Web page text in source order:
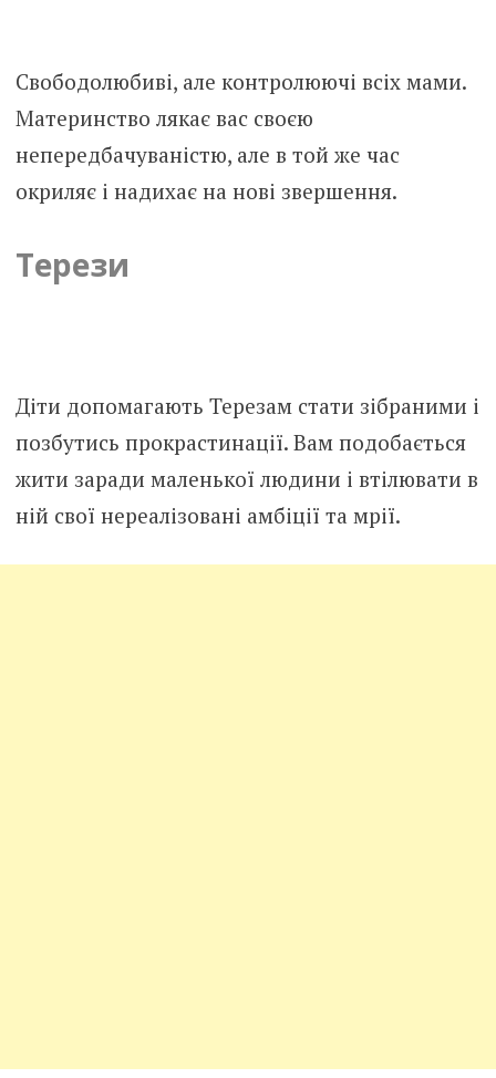
Свободолюбиві, але контролюючі всіх мами.
Материнство лякає вас своєю
непередбачуваністю, але в той же час
окриляє і надихає на нові звершення.
Терези
Діти допомагають Терезам стати зібраними і
позбутись прокрастинації. Вам подобається
жити заради маленької людини і втілювати в
ній свої нереалізовані амбіції та мрії.